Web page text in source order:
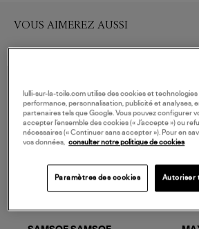
VOUS AIMEREZ AUSSI
lulli-sur-la-toile.com utilise des cookies et technologies
performance, personnalisation, publicité et analyses,
partenaires tels que Google. Vous pouvez configurer
accepter l’ensemble des cookies (« J’accepte ») ou
nécessaires (« Continuer sans accepter »). Pour en
vos données,
consulter notre politique de cookies
Paramètres des cookies Autoriser